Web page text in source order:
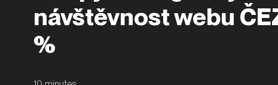
návštěvnost webu
%